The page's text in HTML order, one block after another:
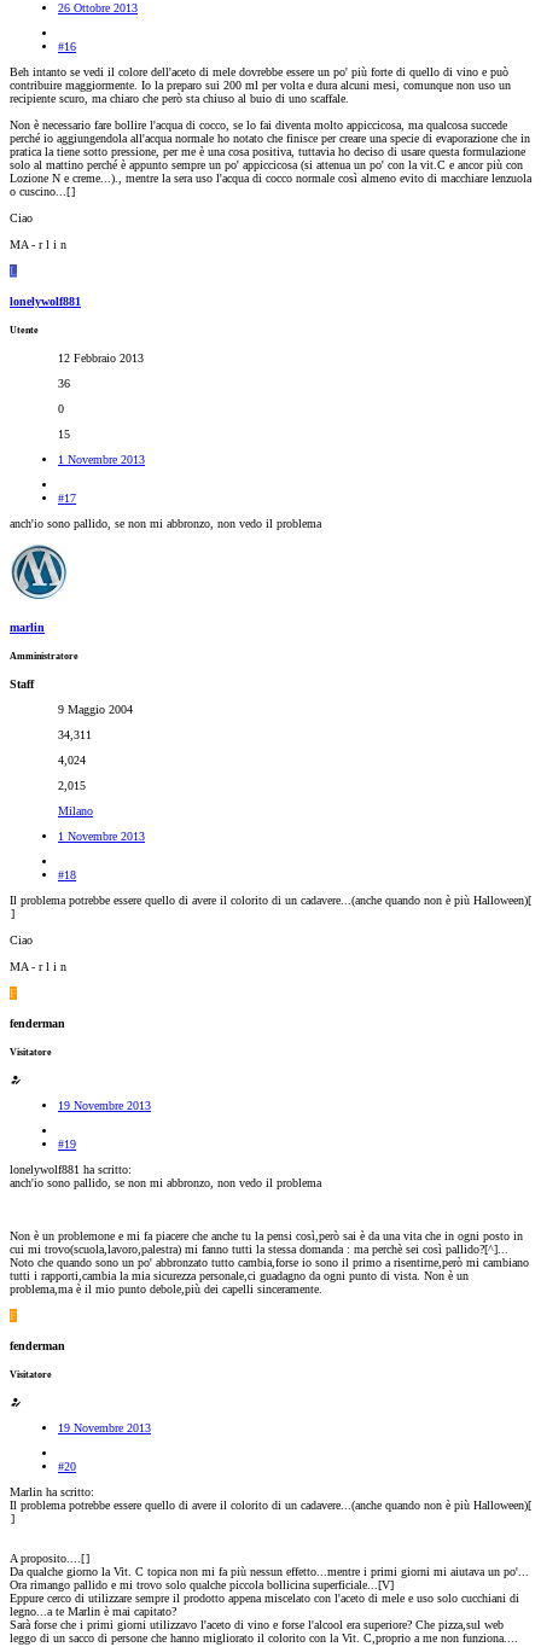
26 Ottobre 2013
#16
Beh intanto se vedi il colore dell'aceto di mele dovrebbe essere un po' più forte di quello di vino e può
contribuire maggiormente. Io la preparo sui 200 ml per volta e dura alcuni mesi, comunque non uso un
recipiente scuro, ma chiaro che però sta chiuso al buio di uno scaffale.
Non è necessario fare bollire l'acqua di cocco, se lo fai diventa molto appiccicosa, ma qualcosa succede
perché io aggiungendola all'acqua normale ho notato che finisce per creare una specie di evaporazione che in
pratica la tiene sotto pressione, per me è una cosa positiva, tuttavia ho deciso di usare questa formulazione
solo al mattino perché è appunto sempre un po' appiccicosa (si attenua un po' con la vit.C e ancor più con
Lozione N e creme...)., mentre la sera uso l'acqua di cocco normale così almeno evito di macchiare lenzuola
o cuscino...[]
Ciao
MA - r l i n
L
lonelywolf881
Utente
12 Febbraio 2013
36
0
15
1 Novembre 2013
#17
anch'io sono pallido, se non mi abbronzo, non vedo il problema
marlin
Amministratore
Staff
9 Maggio 2004
34,311
4,024
2,015
Milano
1 Novembre 2013
#18
Il problema potrebbe essere quello di avere il colorito di un cadavere...(anche quando non è più Halloween)[
]
Ciao
MA - r l i n
F
fenderman
Visitatore
19 Novembre 2013
#19
lonelywolf881 ha scritto:
anch'io sono pallido, se non mi abbronzo, non vedo il problema
Non è un problemone e mi fa piacere che anche tu la pensi così,però sai è da una vita che in ogni posto in
cui mi trovo(scuola,lavoro,palestra) mi fanno tutti la stessa domanda : ma perchè sei così pallido?[^]...
Noto che quando sono un po' abbronzato tutto cambia,forse io sono il primo a risentirne,però mi cambiano
tutti i rapporti,cambia la mia sicurezza personale,ci guadagno da ogni punto di vista. Non è un
problema,ma è il mio punto debole,più dei capelli sinceramente.
F
fenderman
Visitatore
19 Novembre 2013
#20
Marlin ha scritto:
Il problema potrebbe essere quello di avere il colorito di un cadavere...(anche quando non è più Halloween)[
]
A proposito....[]
Da qualche giorno la Vit. C topica non mi fa più nessun effetto...mentre i primi giorni mi aiutava un po'...
Ora rimango pallido e mi trovo solo qualche piccola bollicina superficiale...[V]
Eppure cerco di utilizzare sempre il prodotto appena miscelato con l'aceto di mele e uso solo cucchiani di
legno...a te Marlin è mai capitato?
Sarà forse che i primi giorni utilizzavo l'aceto di vino e forse l'alcool era superiore? Che pizza,sul web
leggo di un sacco di persone che hanno migliorato il colorito con la Vit. C,proprio a me non funziona....